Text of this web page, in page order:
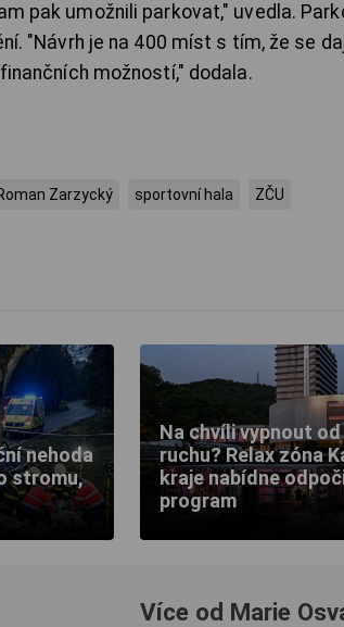
pak umožnili parkovat," uvedla.
"Návrh je na 400 míst s tím, že se
možností," dodala.
Zarzycký sportovní hala ZČU
nehoda
stromu,
Na chvíli vypnout
ruchu? Relax zóna
kraje nabídne
program
Více od Marie